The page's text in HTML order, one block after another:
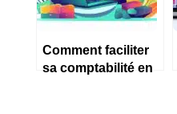
Comment faciliter
sa comptabilité en